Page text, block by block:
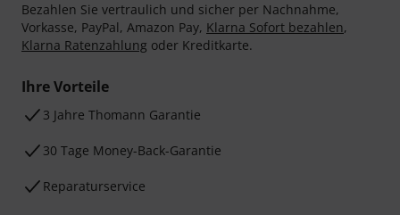
Bezahlen Sie vertraulich und sicher per Nachnahme,
Vorkasse, PayPal, Amazon Pay, Klarna Sofort bezahlen,
Klarna Ratenzahlung oder Kreditkarte.
Ihre Vorteile
3 Jahre Thomann Garantie
30 Tage Money-Back-Garantie
Reparaturservice